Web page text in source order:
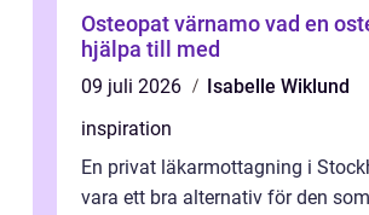
Osteopat värnamo vad en osteopat kan
hjälpa till med
09 juli 2026
Isabelle Wiklund
inspiration
En privat läkarmottagning i
vara ett bra alternativ för den